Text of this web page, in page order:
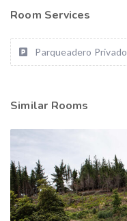
Room Services
Parqueadero Privado
Similar Rooms